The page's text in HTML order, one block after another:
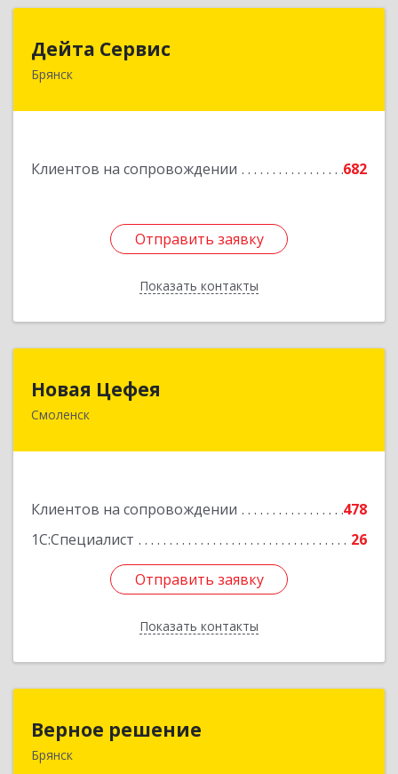
Дейта Сервис
Брянск
Клиентов на сопровождении 682
Отправить заявку
Показать контакты
241035, Брянская обл, Брянск г, Ульянова ул,
Отправить заявку
Назад
Новая Цефея
Смоленск
Клиентов на сопровождении
478
1С:Специалист
26
Отправить заявку
Показать контакты
214018, Смоленская обл, Смоленск г, Раевского
Отправить заявку
Назад
Верное решение
Брянск241035, Брянская обл, Брянск г, Ульянова ул,